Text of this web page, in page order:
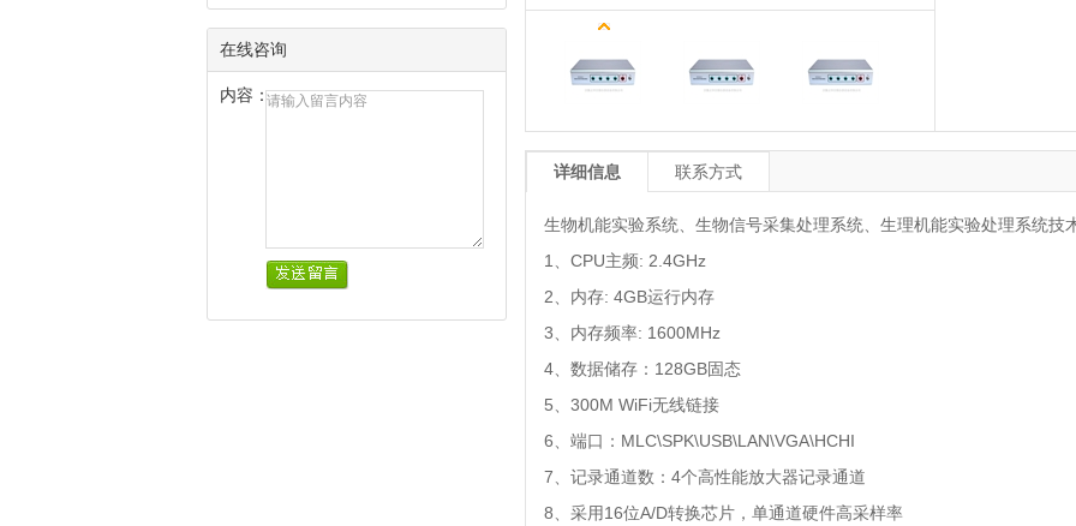
详细信息 联系方式
生物机能实验系统、生物信号采集处理系统、生理机能实验处理系统技
1
CPU主频: 2.4GHz
2 、内存: 4GB运行内存
3 、内存频率: 1600MHz
4 、数据储存： 128GB固态
5
300M WiFi无线链接
6 、端口： MLC\SPK\USB\LAN\VGA\HCHI
7 、记录通道数： 4个高性能放大器记录通道
8 、采用16位A/D转换芯片，单通道硬件高采样率
在线咨询
内容：